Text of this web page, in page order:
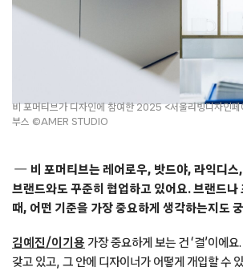
비 포머티브가 디자인에 참여한 2025 <서울리빙디자인
부스 ©AMER STUDIO
비 포머티브는 레어로우, 밧드야, 라익디
브랜드와도 꾸준히 협업하고 있어요. 브랜드나
때, 어떤 기준을 가장 중요하게 생각하는지도
김예진/이기용 가장 중요하게 보는 건 ‘결’이에
갖고 있고, 그 안에 디자이너가 어떻게 개입할 수